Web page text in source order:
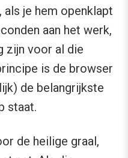
je hem openklapt
aan het werk,
zijn voor al die
is de browser
de belangrijkste
staat.
de heilige graal,